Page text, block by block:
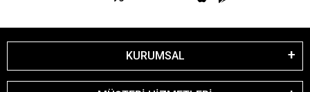
KURUMSAL